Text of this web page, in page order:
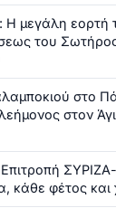
Η μεγάλη εορτή
του
στο
στον
κάθε φέτος και